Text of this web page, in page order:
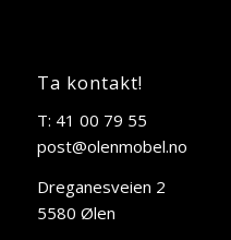
Ta kontakt!
T: 41 00 79 55
post@olenmobel.no
Dreganesveien 2
5580 Ølen